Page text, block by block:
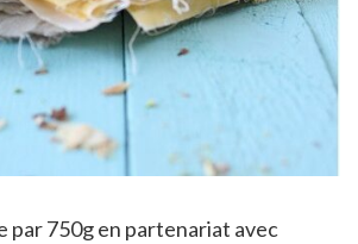
par 750g en partenariat avec